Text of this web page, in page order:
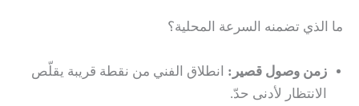
ما الذي تضمنه السرعة المحلية؟
زمن وصول قصير: انطلاق الفني من نقطة قريبة يقلّص
الانتظار لأدنى حدّ.